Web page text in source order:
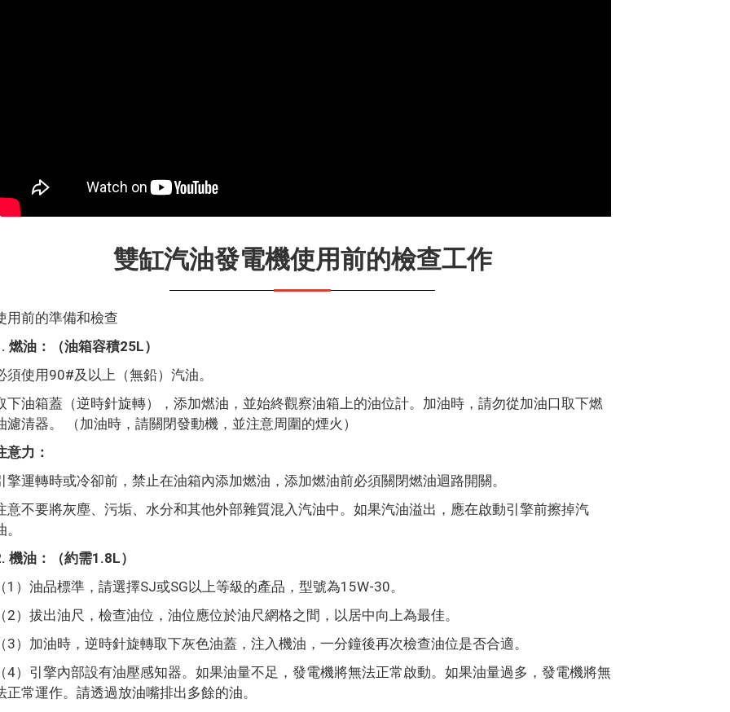
雙缸汽油發電機使用前的檢查工作
用前的準備和檢查
燃油：（油箱容積25L）
須使用90#及以上（無鉛）汽油。
下油箱蓋（逆時針旋轉），添加燃油，並始終觀察油箱上的油位計。加油時，請勿從加油口取下燃
濾清器。 （加油時，請關閉發動機，並注意周圍的煙火）
意力：
擎運轉時或冷卻前，禁止在油箱內添加燃油，添加燃油前必須關閉燃油迴路開關。
意不要將灰塵、污垢、水分和其他外部雜質混入汽油中。如果汽油溢出，應在啟動引擎前擦掉汽
。
機油：（約需1.8L）
（1）油品標準，請選擇SJ或SG以上等級的產品，型號為15W-30。
（2）拔出油尺，檢查油位，油位應位於油尺網格之間，以居中向上為最佳。
（3）加油時，逆時針旋轉取下灰色油蓋，注入機油，一分鐘後再次檢查油位是否合適。
（4）引擎內部設有油壓感知器。如果油量不足，發電機將無法正常啟動。如果油量過多，發電機將無
正常運作。請透過放油嘴排出多餘的油。